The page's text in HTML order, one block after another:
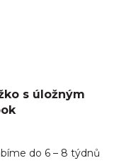
s úložným
do 6 – 8 týdnů